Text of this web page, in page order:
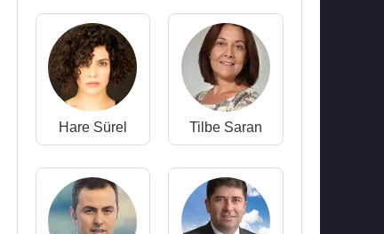
Hare Sürel Tilbe Saran